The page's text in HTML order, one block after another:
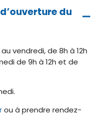
du
vendredi, de 8h à 12h
de 9h à 12h et de
ou à prendre rendez-